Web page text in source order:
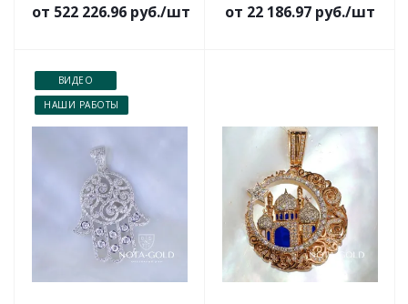
от 522 226.96 руб./шт от 22 186.97 руб./шт
ВИДЕО
НАШИ РАБОТЫ